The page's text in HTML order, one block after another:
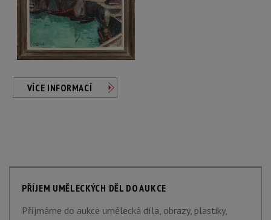
VÍCE INFORMACÍ
PŘÍJEM UMĚLECKÝCH DĚL DO AUKCE
Příjmáme do aukce umělecká díla, obrazy, plastiky,